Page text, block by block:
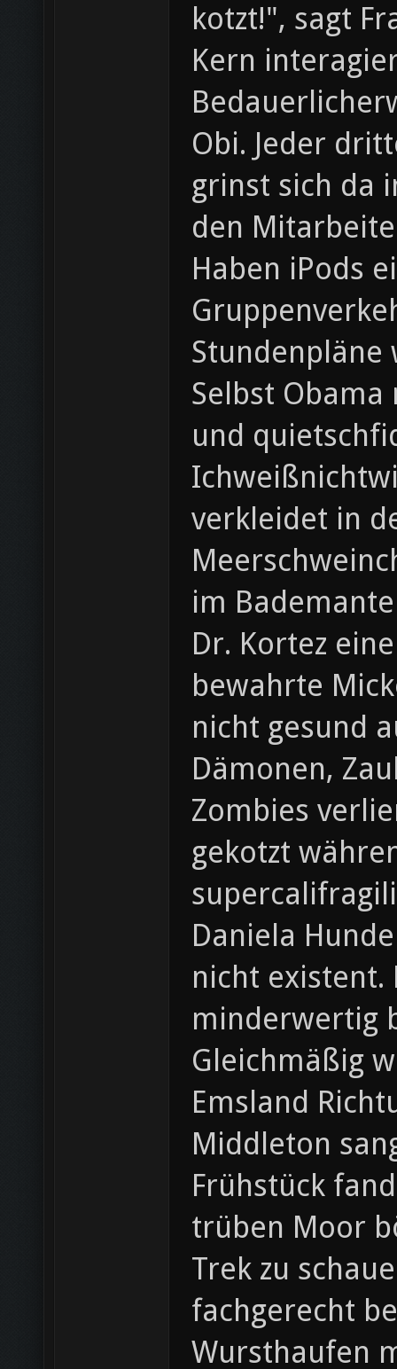
kotzt!", sagt
Kern
Obi. Jeder
grinst sich da
den
Haben iPods
Stundenpläne
Selbst
und
verkleidet in
im
Dr. Kortez
bewahrte
nicht gesund
Dämonen,
Zombies
gekotzt
Daniela
nicht existent.
minderwertig
Gleichmäßig
Emsland
Middleton
Frühstück
trüben Moor
Trek zu
fachgerecht
Wursthaufen